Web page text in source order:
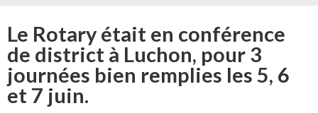
Le Rotary était en conférence
de district à Luchon, pour 3
journées bien remplies les 5, 6
et 7 juin.